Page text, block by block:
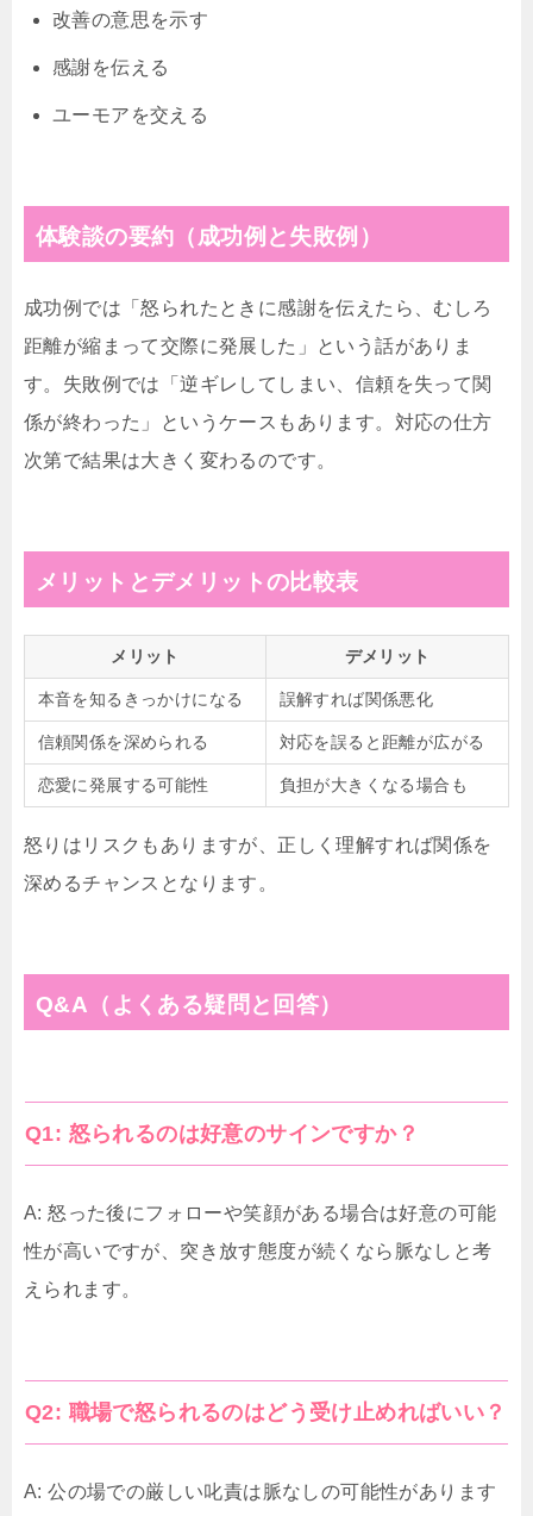
改善の意思を示す
感謝を伝える
ユーモアを交える
体験談の要約（成功例と失敗例）
成功例では「怒られたときに感謝を伝えたら、むしろ
距離が縮まって交際に発展した」という話がありま
す。失敗例では「逆ギレしてしまい、信頼を失って関
係が終わった」というケースもあります。対応の仕方
次第で結果は大きく変わるのです。
メリットとデメリットの比較表
メリット デメリット
本音を知るきっかけになる 誤解すれば関係悪化
信頼関係を深められる 対応を誤ると距離が広がる
恋愛に発展する可能性 負担が大きくなる場合も
怒りはリスクもありますが、正しく理解すれば関係を
深めるチャンスとなります。
Q&A（よくある疑問と回答）
Q1: 怒られるのは好意のサインですか？
A: 怒った後にフォローや笑顔がある場合は好意の可能
性が高いですが、突き放す態度が続くなら脈なしと考
えられます。
Q2: 職場で怒られるのはどう受け止めればいい？
A: 公の場での厳しい叱責は脈なしの可能性があります